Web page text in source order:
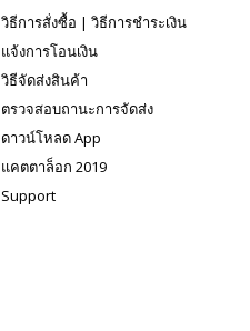
วิธีการสั่งซื้อ | วิธีการชำระเงิน
แจ้งการโอนเงิน
วิธีจัดส่งสินค้า
ตรวจสอบถานะการจัดส่ง
ดาวน์โหลด App
แคตตาล็อก 2019
Support